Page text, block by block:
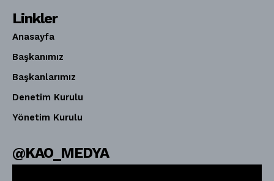
Linkler
Anasayfa
Başkanımız
Başkanlarımız
Denetim Kurulu
Yönetim Kurulu
@KAO_MEDYA